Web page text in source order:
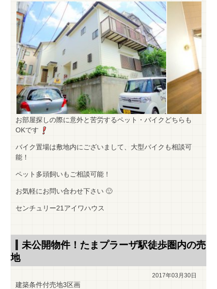
お部屋探しの際に意外と苦労するペット・バイクどちらも
OKです
バイク置場は敷地内にございまして、大型バイクも相談可
能！
ペット多頭飼いもご相談可能！
お気軽にお問い合わせ下さい 🙂
センチュリー21アイワハウス
未公開物件！たまプラーザ駅徒歩圏内の売
地
2017年03月30日
建築条件付売地3区画